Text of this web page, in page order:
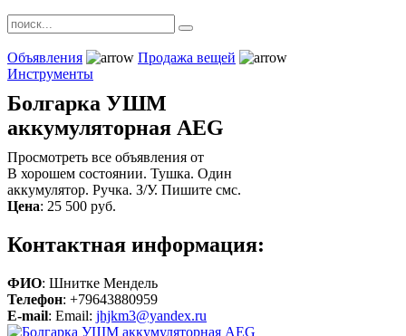
Объявления
Продажа вещей
Инструменты
Болгарка УШМ
аккумуляторная AEG
Просмотреть все объявления от
В хорошем состоянии. Тушка. Один
аккумулятор. Ручка. З/У. Пишите смс.
Цена: 25 500 руб.
Контактная информация:
ФИО: Шнитке Мендель
Телефон: +79643880959
E-mail: Email: jhjkm3@yandex.ru